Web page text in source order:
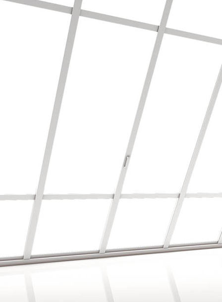
TSD_Tischler_Schreiner_Baden_Wuerttemberg_CMYK